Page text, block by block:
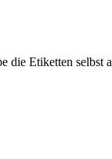
die Etiketten selbst